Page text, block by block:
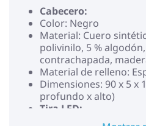
Cabecero:
Color: Negro
Material: Cuero
polivinilo, 5 %
contrachapada,
Material de relleno:
Dimensiones: 90 x 5 x
profundo x alto)
Tira LED:
Longitud: 55 cm